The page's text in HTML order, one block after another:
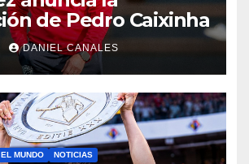
de Pedro Caixinha
DANIEL CANALES
MUNDO NOTICIAS